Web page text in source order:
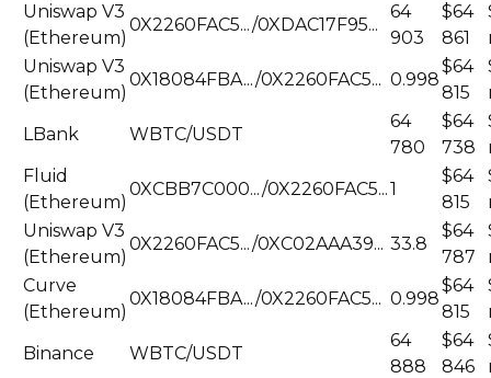
Uniswap V3
(Ethereum)
0X2260FAC5.../0XDAC17F95...
64
903
$64
861
Uniswap V3
(Ethereum)
0X18084FBA.../0X2260FAC5... 0.998
$64
815
LBank
WBTC/USDT
64
780
$64
738
Fluid
(Ethereum)
0XCBB7C000.../0X2260FAC5...1
$64
815
Uniswap V3
(Ethereum)
0X2260FAC5.../0XC02AAA39... 33.8
$64
787
Curve
(Ethereum)
0X18084FBA.../0X2260FAC5... 0.998
$64
815
Binance
WBTC/USDT
64
888
$64
846